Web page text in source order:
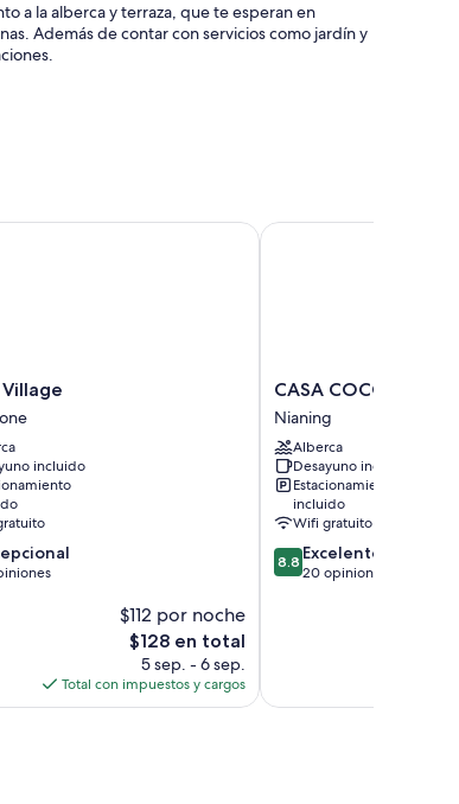
a la alberca y terraza, que te esperan en
Además de contar con servicios como jardín y
la recepción
incluido
$112 por noche
El
precio
actual
es
$128 en total
5 sep. - 6 sep.
Total con impuestos y cargos
CASA
COCO
II
Nianing
CASA COCO II
Nianing
Alberca
Desayuno incluido
Estacionamiento
incluido
Wifi gratuito
8.8
de
8.8 Excelente
20 opiniones
CASA COCO II